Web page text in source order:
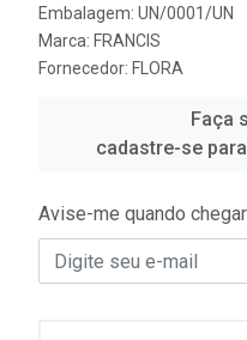
Embalagem: UN/0001/UN
Marca: FRANCIS
Fornecedor: FLORA
Faça
cadastre-se
Avise-me quando chegar